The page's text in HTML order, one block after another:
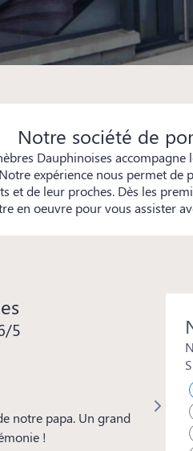
Notre société de
Dauphinoises
expérience nous permet de
et de leur proches. Dès les
en oeuvre pour vous assister
5
notre papa. Un grand
!